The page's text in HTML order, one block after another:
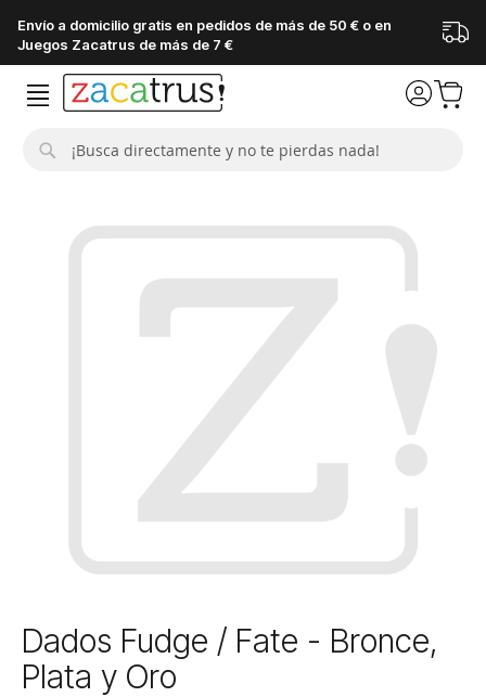
Envío a domicilio gratis en pedidos de más de 50 € o en
Juegos Zacatrus de más de 7 €
Saltar
al
comienzo
Dados Fudge / Fate - Bronce,
Plata y Oro